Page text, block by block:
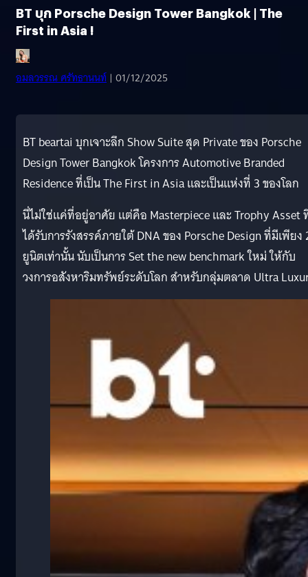
BT บุก Porsche Design Tower Bangkok | The
First in Asia !
อมลวรรณ ศรัทธานนท์ | 01/12/2025
BT beartai บุกเจาะลึก Show Suite สุด Private ของ Porsche
Design Tower Bangkok โครงการ Automotive Branded
Residence ที่เป็น The First in Asia และเป็นแห่งที่ 3 ของโลก
นี่ไม่ใช่แค่ที่อยู่อาศัย แต่คือ Masterpiece และ Trophy Asset
ได้รับการรังสรรค์ภายใต้ DNA ของ Porsche Design ที่มีเพียง
ยูนิตเท่านั้น นับเป็นการ Set the new benchmark ใหม่ ให้กับ
วงการอสังหาริมทรัพย์ระดับโลก สำหรับกลุ่มตลาด Ultra